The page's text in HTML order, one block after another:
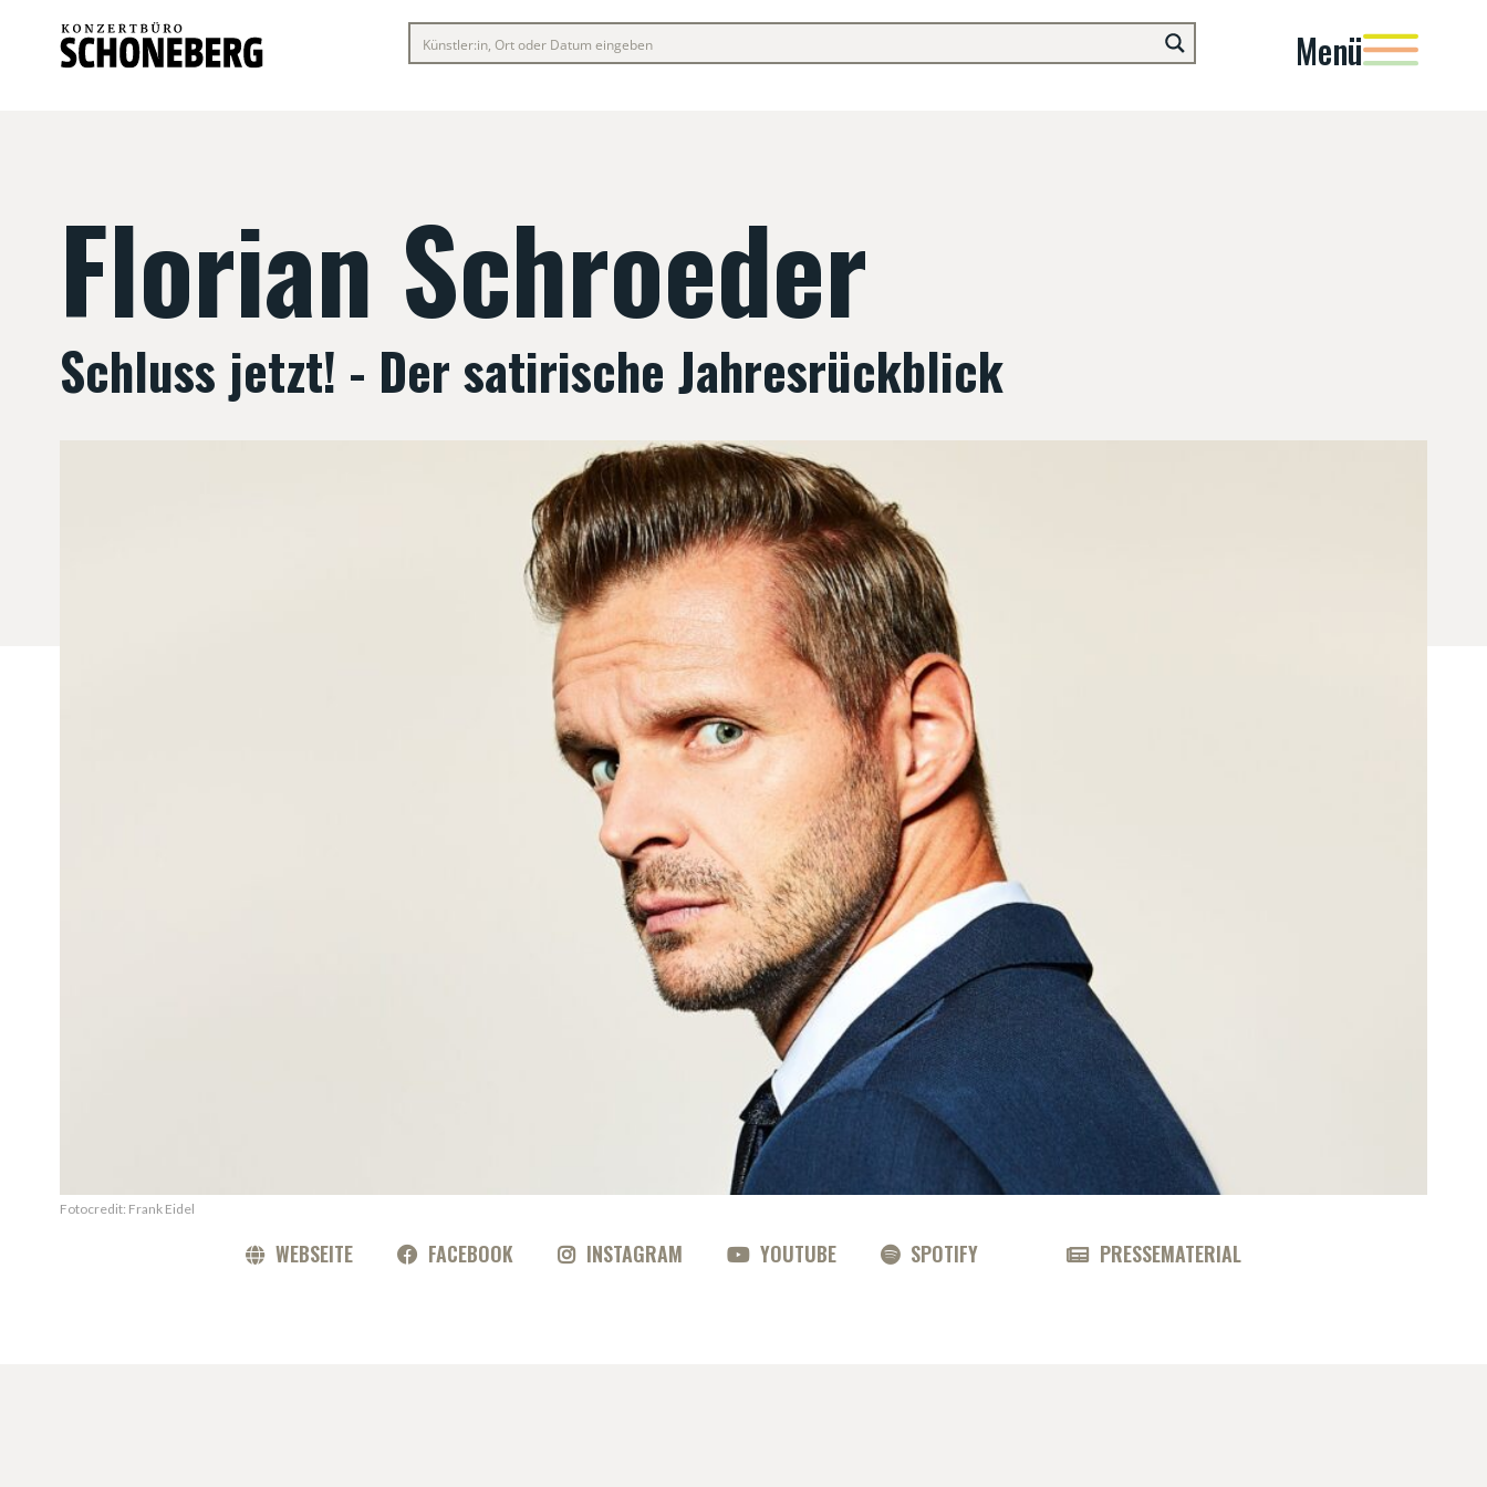
Menü
Florian Schroeder
Schluss jetzt! - Der satirische Jahresrückblick
Fotocredit: Frank Eidel
WEBSEITE FACEBOOK INSTAGRAM YOUTUBE SPOTIFY PRESSEMATERIAL